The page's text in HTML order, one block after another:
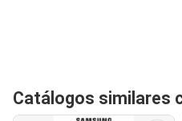
Catálogos similares